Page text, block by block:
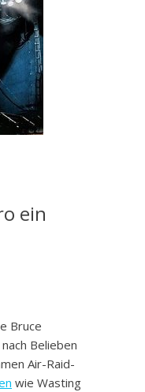
ein
Bruce
Belieben
Air-Raid-
wie Wasting